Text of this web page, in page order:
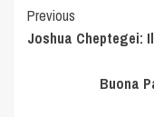
Previous
Joshua Cheptegei:
Buona